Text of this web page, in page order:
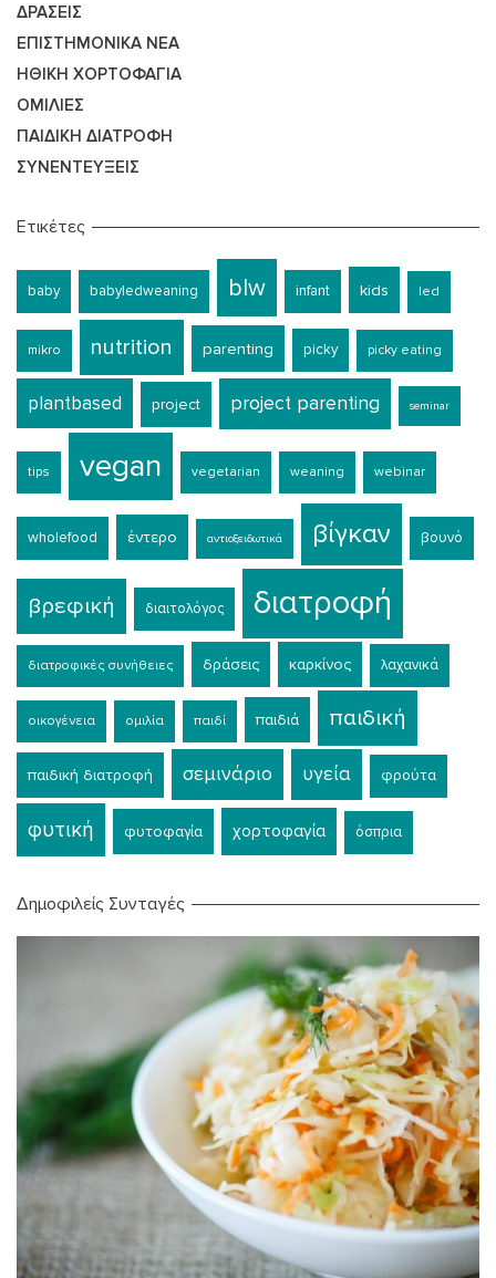
ΔΡΆΣΕΙΣ
ΕΠΙΣΤΗΜΟΝΙΚΆ ΝΈΑ
ΗΘΙΚΉ ΧΟΡΤΟΦΑΓΊΑ
ΟΜΙΛΊΕΣ
ΠΑΙΔΙΚΉ ΔΙΑΤΡΟΦΉ
ΣΥΝΕΝΤΕΎΞΕΙΣ
Ετικέτες
baby babyledweaning blw infant kids led
mikro nutrition parenting picky picky eating
plantbased project project parenting seminar
tips vegan vegetarian weaning webinar
wholefood έντερο αντιοξειδωτικά βίγκαν βουνό
βρεφική διαιτολόγος διατροφή
διατροφικές συνήθειες δράσεις καρκίνος λαχανικά
οικογένεια ομιλία παιδί παιδιά παιδική
παιδική διατροφή σεμινάριο υγεία φρούτα
φυτική φυτοφαγία χορτοφαγία όσπρια
Δημοφιλείς Συνταγές